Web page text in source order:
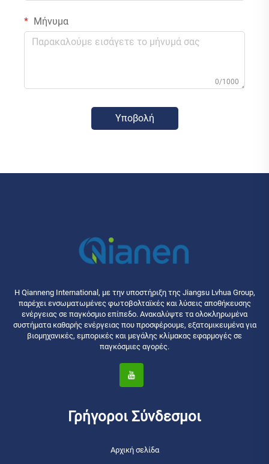
Μήνυμα
0/1000
Υποβολή
Η Qianneng International, με την υποστήριξη της Jiangsu Lvhua Group,
παρέχει ενσωματωμένες φωτοβολταϊκές και λύσεις αποθήκευσης
ενέργειας σε παγκόσμιο επίπεδο. Ανακαλύψτε τα ολοκληρωμένα
συστήματα καθαρής ενέργειας που προσφέρουμε, εξατομικευμένα για
βιομηχανικές, εμπορικές και μεγάλης κλίμακας εφαρμογές σε
παγκόσμιες αγορές.
Γρήγοροι Σύνδεσμοι
Αρχική σελίδα